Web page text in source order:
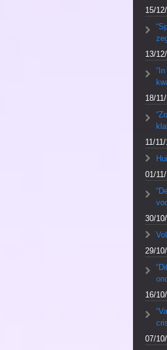
15/
13/
18/
11/
01/
30/
29/
16/
07/